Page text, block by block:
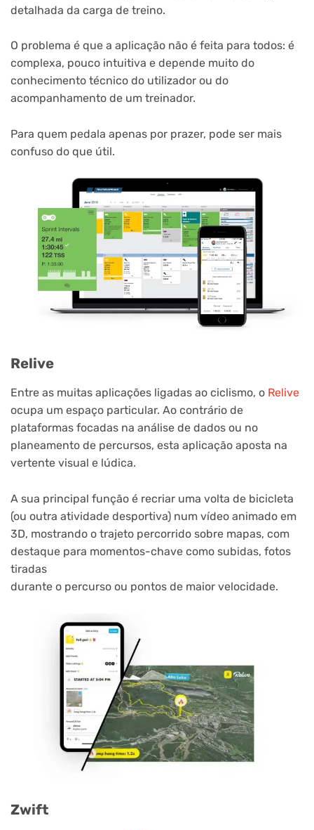
detalhada da carga de treino.
O problema é que a aplicação não é feita para todos: é
complexa, pouco intuitiva e depende muito do
conhecimento técnico do utilizador ou do
acompanhamento de um treinador.
Para quem pedala apenas por prazer, pode ser mais
confuso do que útil.
Relive
Entre as muitas aplicações ligadas ao ciclismo, o Relive
ocupa um espaço particular. Ao contrário de
plataformas focadas na análise de dados ou no
planeamento de percursos, esta aplicação aposta na
vertente visual e lúdica.
A sua principal função é recriar uma volta de bicicleta
(ou outra atividade desportiva) num vídeo animado em
3D, mostrando o trajeto percorrido sobre mapas, com
destaque para momentos-chave como subidas, fotos
tiradas
durante o percurso ou pontos de maior velocidade.
Zwift